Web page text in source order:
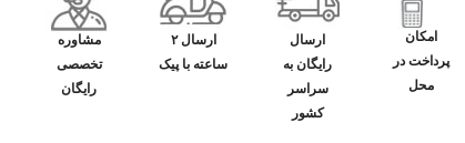
امکان
پرداخت در
محل
ارسال
رایگان به
سراسر
کشور
ارسال ۲
ساعته با پیک
مشاوره
تخصصی
رایگان